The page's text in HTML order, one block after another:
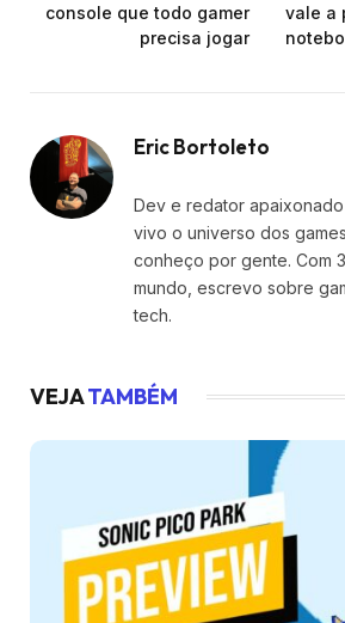
console que todo gamer
precisa jogar
vale a
Eric Bortoleto
Dev e redator
vivo o universo dos
conheço por gente. Com
mundo, escrevo sobre
tech.
VEJATAMBÉM